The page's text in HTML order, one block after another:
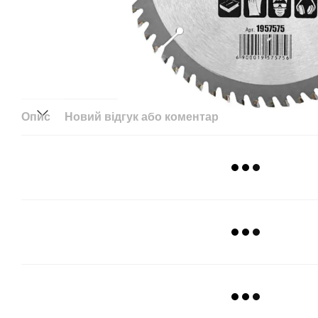
Опис Новий відгук або коментар